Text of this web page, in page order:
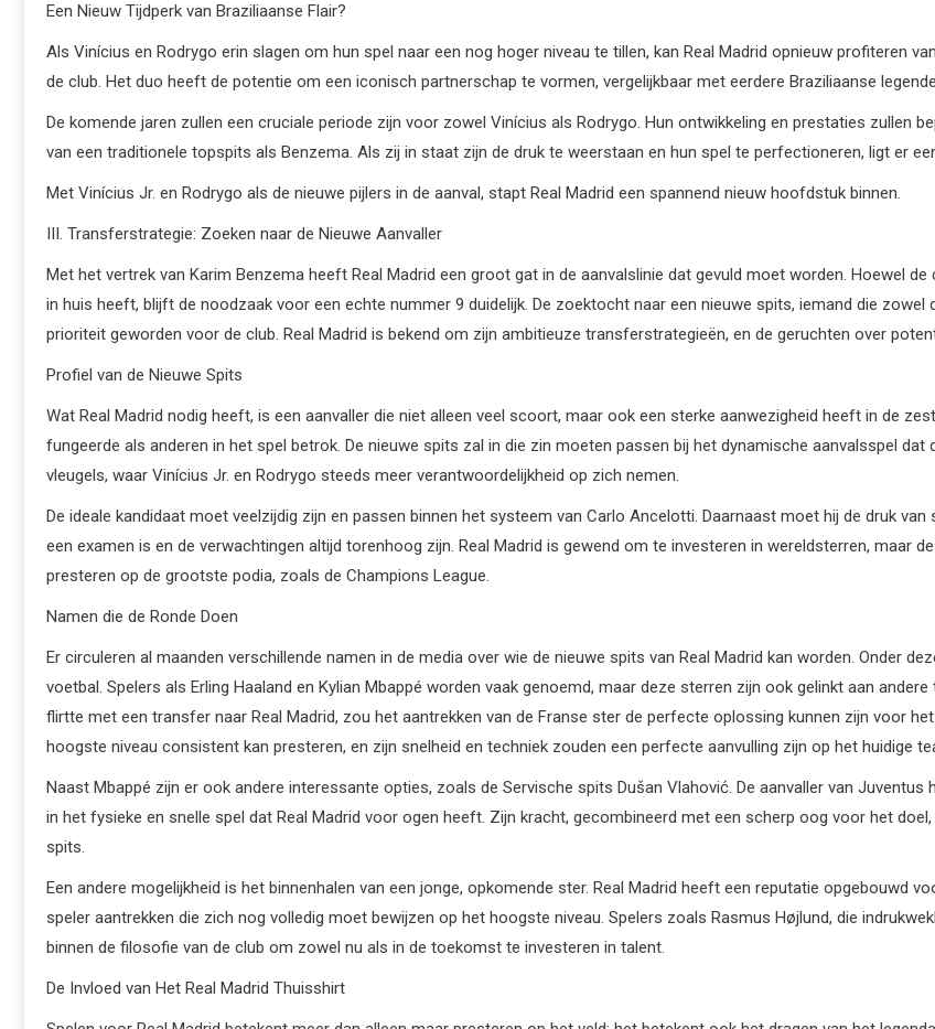
Een Nieuw Tijdperk van Braziliaanse Flair?
Als Vinícius en Rodrygo erin slagen om hun spel naar een nog hoger niveau te tillen, kan Real Madrid opnieuw profiteren
de club. Het duo heeft de potentie om een iconisch partnerschap te vormen, vergelijkbaar met eerdere Braziliaanse
De komende jaren zullen een cruciale periode zijn voor zowel Vinícius als Rodrygo. Hun ontwikkeling en prestaties zullen
van een traditionele topspits als Benzema. Als zij in staat zijn de druk te weerstaan en hun spel te perfectioneren, ligt er
Met Vinícius Jr. en Rodrygo als de nieuwe pijlers in de aanval, stapt Real Madrid een spannend nieuw hoofdstuk binnen.
III. Transferstrategie: Zoeken naar de Nieuwe Aanvaller
Met het vertrek van Karim Benzema heeft Real Madrid een groot gat in de aanvalslinie dat gevuld moet worden. Hoewel
in huis heeft, blijft de noodzaak voor een echte nummer 9 duidelijk. De zoektocht naar een nieuwe spits, iemand die
prioriteit geworden voor de club. Real Madrid is bekend om zijn ambitieuze transferstrategieën, en de geruchten over
Profiel van de Nieuwe Spits
Wat Real Madrid nodig heeft, is een aanvaller die niet alleen veel scoort, maar ook een sterke aanwezigheid heeft in de
fungeerde als anderen in het spel betrok. De nieuwe spits zal in die zin moeten passen bij het dynamische aanvalsspel
vleugels, waar Vinícius Jr. en Rodrygo steeds meer verantwoordelijkheid op zich nemen.
De ideale kandidaat moet veelzijdig zijn en passen binnen het systeem van Carlo Ancelotti. Daarnaast moet hij de druk
een examen is en de verwachtingen altijd torenhoog zijn. Real Madrid is gewend om te investeren in wereldsterren, maar
presteren op de grootste podia, zoals de Champions League.
Namen die de Ronde Doen
Er circuleren al maanden verschillende namen in de media over wie de nieuwe spits van Real Madrid kan worden. Onder
voetbal. Spelers als Erling Haaland en Kylian Mbappé worden vaak genoemd, maar deze sterren zijn ook gelinkt aan
flirtte met een transfer naar Real Madrid, zou het aantrekken van de Franse ster de perfecte oplossing kunnen zijn voor
hoogste niveau consistent kan presteren, en zijn snelheid en techniek zouden een perfecte aanvulling zijn op het huidige
Naast Mbappé zijn er ook andere interessante opties, zoals de Servische spits Dušan Vlahović. De aanvaller van
in het fysieke en snelle spel dat Real Madrid voor ogen heeft. Zijn kracht, gecombineerd met een scherp oog voor het
spits.
Een andere mogelijkheid is het binnenhalen van een jonge, opkomende ster. Real Madrid heeft een reputatie opgebouwd
speler aantrekken die zich nog volledig moet bewijzen op het hoogste niveau. Spelers zoals Rasmus Højlund, die
binnen de filosofie van de club om zowel nu als in de toekomst te investeren in talent.
De Invloed van Het Real Madrid Thuisshirt